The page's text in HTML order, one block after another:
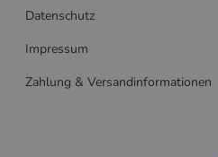
Datenschutz
Impressum
Zahlung & Versandinformationen